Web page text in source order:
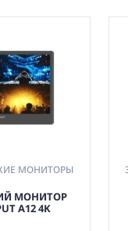
МОНИТОРЫ
МОНИТОР
A12 4K